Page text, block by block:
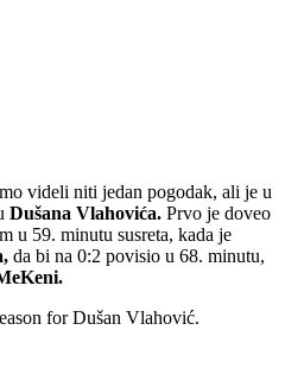
videli niti jedan pogodak, ali je u
Dušana Vlahovića. Prvo je doveo
u 59. minutu susreta, kada je
da bi na 0:2 povisio u 68. minutu,
for Dušan Vlahović.